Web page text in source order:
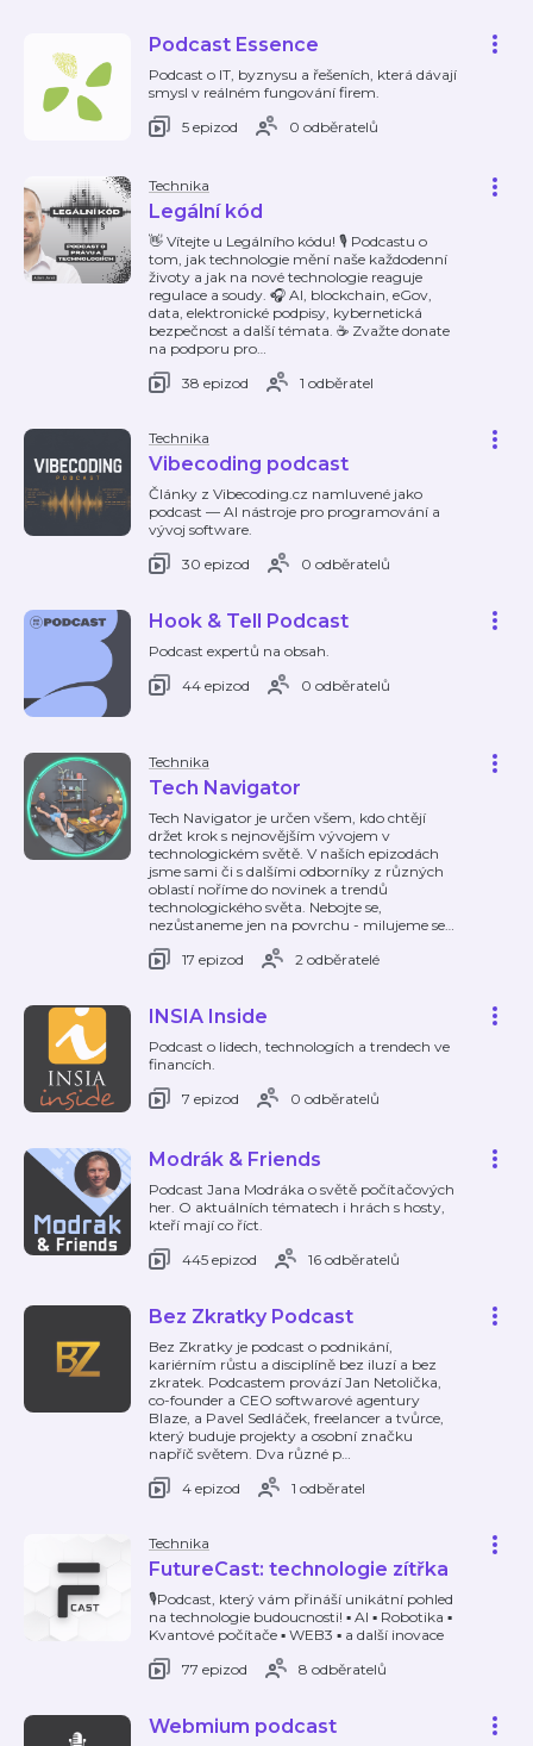
Podcast Essence
Podcast o IT, byznysu a řešeních, která dávají
smysl v reálném fungování firem.
5 epizod
0 odběratelů
Technika
Legální kód
👋 Vítejte u Legálního kódu! 🎙️ Podcastu o
tom, jak technologie mění naše každodenní
životy a jak na nové technologie reaguje
regulace a soudy. 🎧 AI, blockchain, eGov,
data, elektronické podpisy, kybernetická
bezpečnost a další témata. ☕️ Zvažte donate
na podporu pro…
38 epizod
1 odběratel
Technika
Vibecoding podcast
Články z Vibecoding.cz namluvené jako
podcast — AI nástroje pro programování a
vývoj software.
30 epizod
0 odběratelů
Hook & Tell Podcast
Podcast expertů na obsah.
44 epizod
0 odběratelů
Technika
Tech Navigator
Tech Navigator je určen všem, kdo chtějí
držet krok s nejnovějším vývojem v
technologickém světě. V naších epizodách
jsme sami či s dalšími odborníky z různých
oblastí noříme do novinek a trendů
technologického světa. Nebojte se,
nezůstaneme jen na povrchu - milujeme se…
17 epizod
2 odběratelé
INSIA Inside
Podcast o lidech, technologích a trendech ve
financích.
7 epizod
0 odběratelů
Modrák & Friends
Podcast Jana Modráka o světě počítačových
her. O aktuálních tématech i hrách s hosty,
kteří mají co říct.
445 epizod
16 odběratelů
Bez Zkratky Podcast
Bez Zkratky je podcast o podnikání,
kariérním růstu a disciplíně bez iluzí a bez
zkratek. Podcastem provází Jan Netolička,
co-founder a CEO softwarové agentury
Blaze, a Pavel Sedláček, freelancer a tvůrce,
který buduje projekty a osobní značku
napříč světem. Dva různé p…
4 epizod
1 odběratel
Technika
FutureCast: technologie zítřka
🎙️Podcast, který vám přináší unikátní pohled
na technologie budoucnosti! ▪️ AI ▪️ Robotika ▪️
Kvantové počítače ▪️ WEB3 ▪️ a další inovace
77 epizod
8 odběratelů
Webmium podcast